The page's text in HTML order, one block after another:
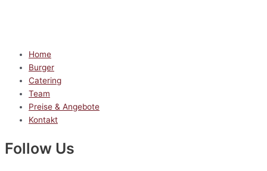
Home
Burger
Catering
Team
Preise & Angebote
Kontakt
Follow Us